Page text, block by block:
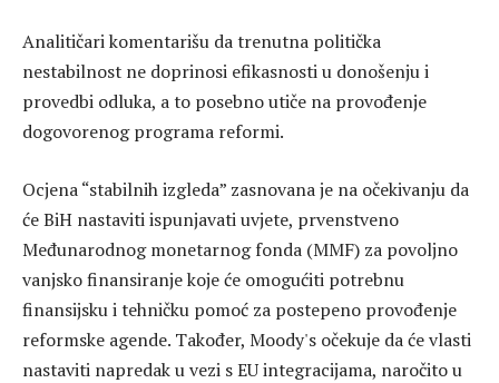
Analitičari komentarišu da trenutna politička
nestabilnost ne doprinosi efikasnosti u donošenju i
provedbi odluka, a to posebno utiče na provođenje
dogovorenog programa reformi.
Ocjena “stabilnih izgleda” zasnovana je na očekivanju da
će BiH nastaviti ispunjavati uvjete, prvenstveno
Međunarodnog monetarnog fonda (MMF) za povoljno
vanjsko finansiranje koje će omogućiti potrebnu
finansijsku i tehničku pomoć za postepeno provođenje
reformske agende. Također, Moody's očekuje da će vlasti
nastaviti napredak u vezi s EU integracijama, naročito u